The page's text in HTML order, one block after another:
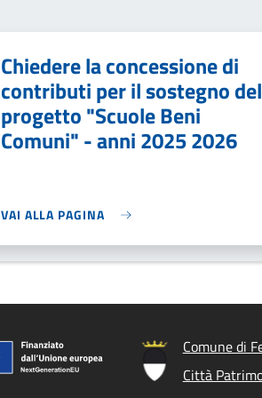
Chiedere la concessione di
contributi per il sostegno del
progetto "Scuole Beni
Comuni" - anni 2025 2026
VAI ALLA PAGINA
Comune di
Città